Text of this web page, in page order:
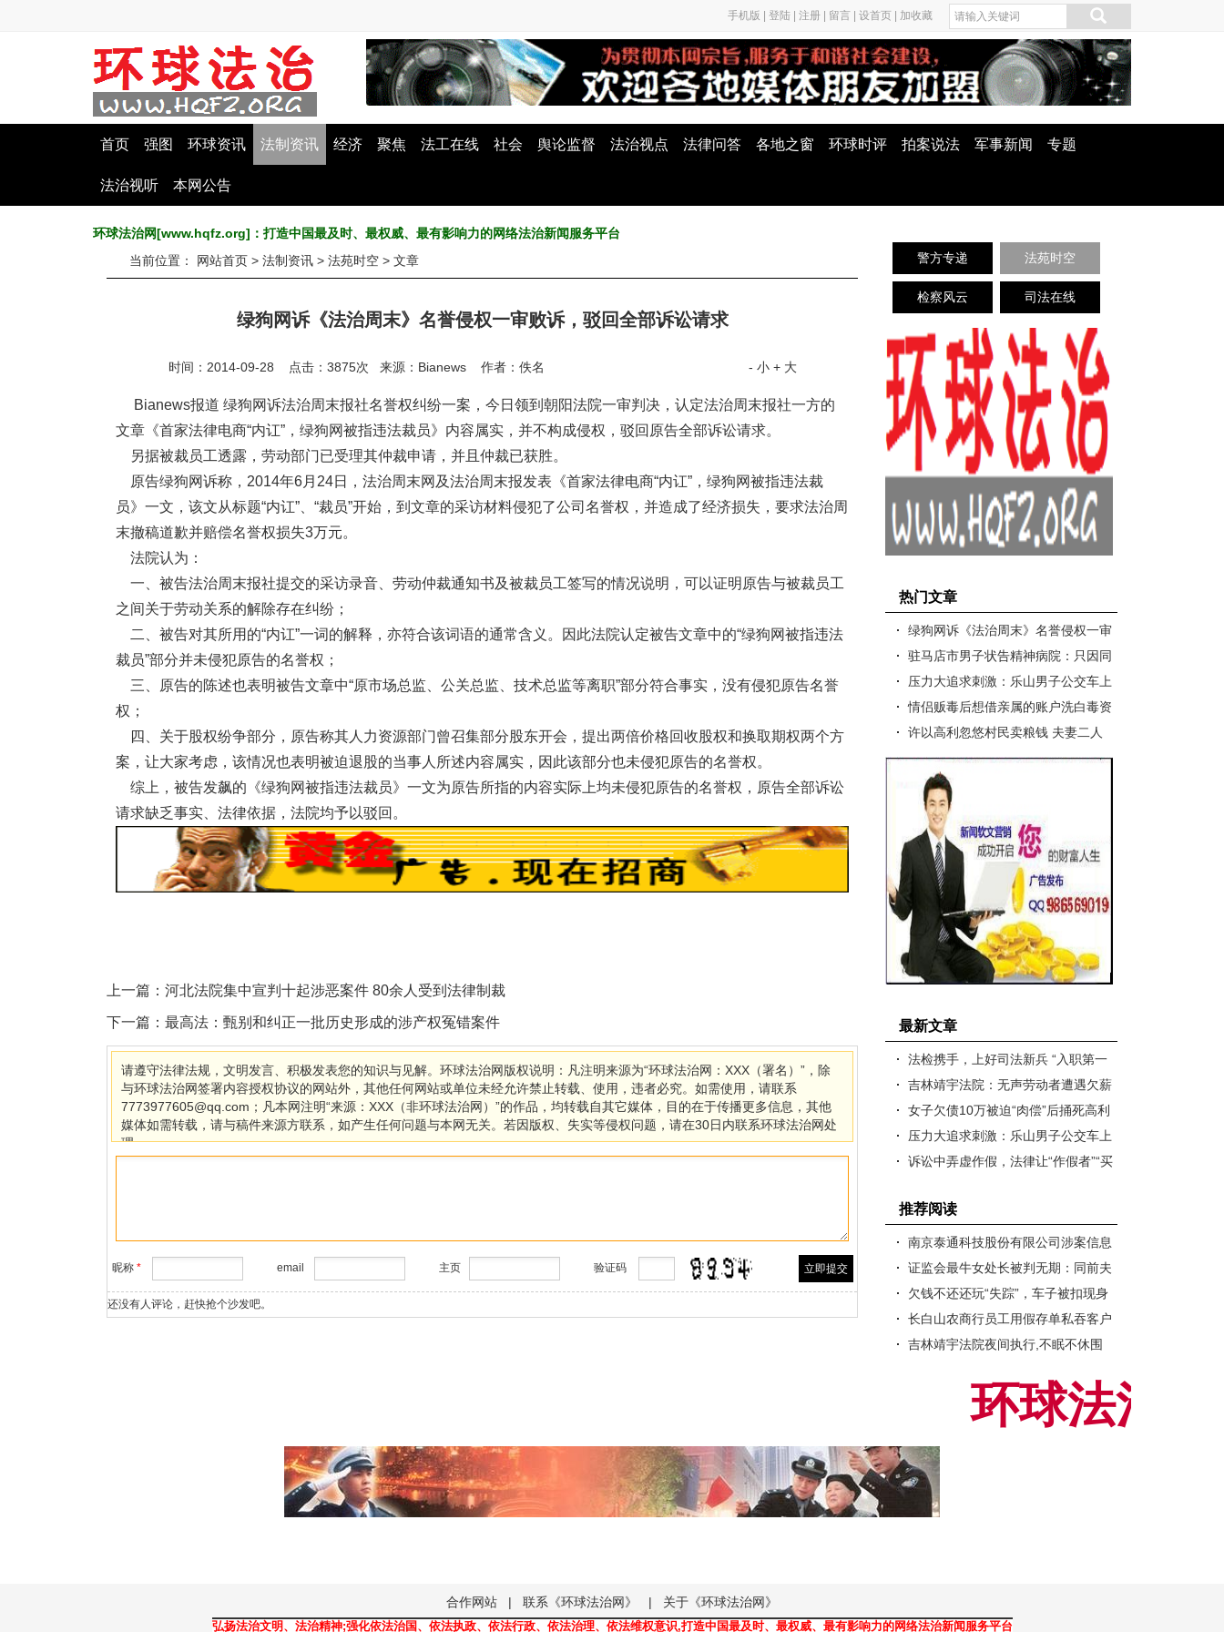
手机版 登陆 注册 留言 设首页 加收藏
首页 强图 环球资讯 法制资讯 经济 聚焦 法工在线 社会 舆论监督 法治视点 法律问答 各地之窗 环球时评 拍案说法 军事新闻 专题
法治视听 本网公告
环球法治网[www.hqfz.org]：打造中国最及时、最权威、最有影响力的网络法治新闻服务平台
当前位置： 网站首页 > 法制资讯 > 法苑时空 > 文章
绿狗网诉《法治周末》名誉侵权一审败诉，驳回全部诉讼请求
时间：2014-09-28 点击： 3875次 来源：Bianews 作者：佚名 - 小 + 大
Bianews报道 绿狗网诉法治周末报社名誉权纠纷一案，今日领到朝阳法院一审判决，认定法治周末报社一方的
文章《首家法律电商“内讧”，绿狗网被指违法裁员》内容属实，并不构成侵权，驳回原告全部诉讼请求。
另据被裁员工透露，劳动部门已受理其仲裁申请，并且仲裁已获胜。
原告绿狗网诉称，2014年6月24日，法治周末网及法治周末报发表《首家法律电商“内讧”，绿狗网被指违法裁
员》一文，该文从标题“内讧”、“裁员”开始，到文章的采访材料侵犯了公司名誉权，并造成了经济损失，要求法治周
末撤稿道歉并赔偿名誉权损失3万元。
法院认为：
一、被告法治周末报社提交的采访录音、劳动仲裁通知书及被裁员工签写的情况说明，可以证明原告与被裁员工
之间关于劳动关系的解除存在纠纷；
二、被告对其所用的“内讧”一词的解释，亦符合该词语的通常含义。因此法院认定被告文章中的“绿狗网被指违法
裁员”部分并未侵犯原告的名誉权；
三、原告的陈述也表明被告文章中“原市场总监、公关总监、技术总监等离职”部分符合事实，没有侵犯原告名誉
权；
四、关于股权纷争部分，原告称其人力资源部门曾召集部分股东开会，提出两倍价格回收股权和换取期权两个方
案，让大家考虑，该情况也表明被迫退股的当事人所述内容属实，因此该部分也未侵犯原告的名誉权。
综上，被告发飙的《绿狗网被指违法裁员》一文为原告所指的内容实际上均未侵犯原告的名誉权，原告全部诉讼
请求缺乏事实、法律依据，法院均予以驳回。
上一篇： 河北法院集中宣判十起涉恶案件 80余人受到法律制裁
下一篇： 最高法：甄别和纠正一批历史形成的涉产权冤错案件
请遵守法律法规，文明发言、积极发表您的知识与见解。环球法治网版权说明：凡注明来源为“环球法治网：XXX（署名）”，除
与环球法治网签署内容授权协议的网站外，其他任何网站或单位未经允许禁止转载、使用，违者必究。如需使用，请联系
7773977605@qq.com；凡本网注明“来源：XXX（非环球法治网）”的作品，均转载自其它媒体，目的在于传播更多信息，其他
媒体如需转载，请与稿件来源方联系，如产生任何问题与本网无关。若因版权、失实等侵权问题，请在30日内联系环球法治网处
理。
昵称* email 主页 验证码
还没有人评论，赶快抢个沙发吧。
警方专递 法苑时空
检察风云 司法在线
热门文章
绿狗网诉《法治周末》名誉侵权一审
败诉，驳回全部诉讼请求
驻马店市男子状告精神病院：只因同
性恋被强制治疗19天
压力大追求刺激：乐山男子公交车上
猥亵11岁女生被判1年5个月
情侣贩毒后想借亲属的账户洗白毒资
双双获刑
许以高利忽悠村民卖粮钱 夫妻二人
因非法吸收公众存款获刑
最新文章
法检携手，上好司法新兵 “入职第一
课”
吉林靖宇法院：无声劳动者遭遇欠薪
维权遇阻，有爱法院人司法救助..
女子欠债10万被迫“肉偿”后捅死高利
贷债主，法院判故意杀人
压力大追求刺激：乐山男子公交车上
猥亵11岁女生被判1年5个月
诉讼中弄虚作假，法律让“作假者”“买
推荐阅读
南京泰通科技股份有限公司涉案信息
证监会最牛女处长被判无期：同前夫
强卖字画索贿千万
欠钱不还还玩“失踪”，车子被扣现身
还款
长白山农商行员工用假存单私吞客户
247万被判刑
吉林靖宇法院夜间执行,不眠不休围
环球法治网
合作网站 | 联系《环球法治网》 | 关于《环球法治网》
弘扬法治文明、法治精神;强化依法治国、依法执政、依法行政、依法治理、依法维权意识,打造中国最及时、最权威、最有影响力的网络法治新闻服务平台